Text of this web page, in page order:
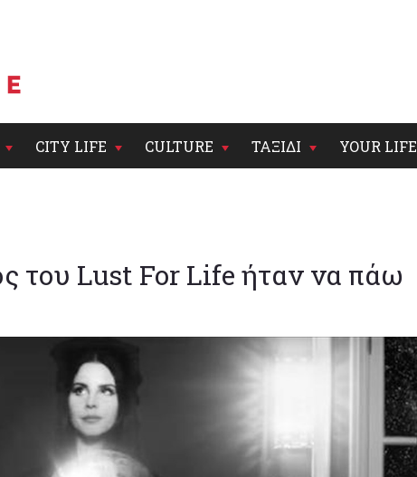
CITY LIFE CULTURE ΤΑΞΙΔΙ YOUR LIFE
του Lust For Life ήταν να πάω